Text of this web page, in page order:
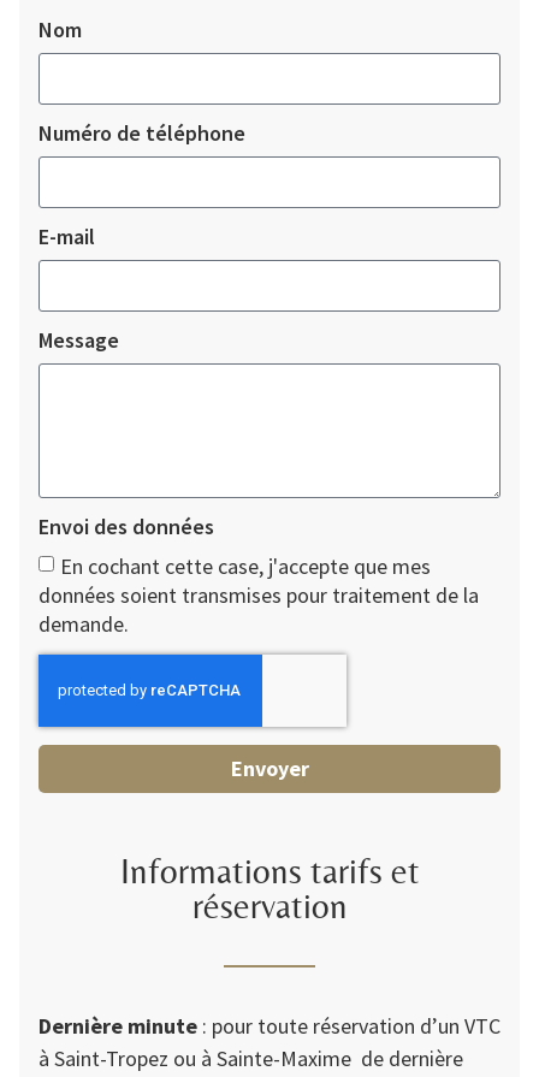
Nom
Numéro de téléphone
E-mail
Message
Envoi des données
En cochant cette case, j'accepte que mes
données soient transmises pour traitement de la
demande.
Envoyer
Informations tarifs et
réservation
Dernière minute : pour toute réservation d’un VTC
à Saint-Tropez ou à Sainte-Maxime de dernière